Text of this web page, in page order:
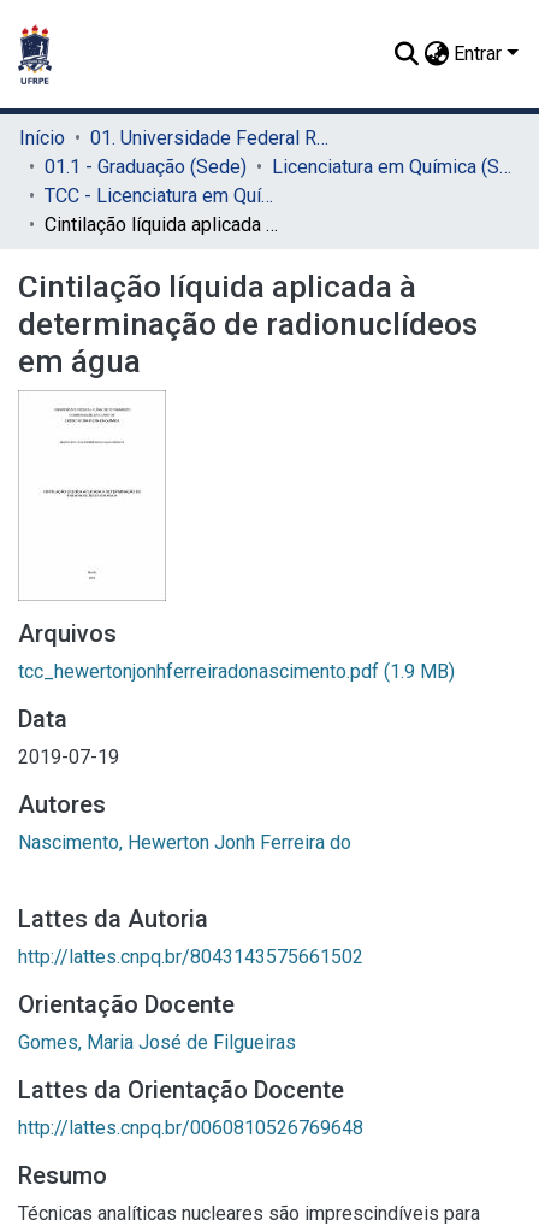
Entrar
Início
01. Universidade Federal Rural de Pernambuco - UFRPE (Sede)
01.1 - Graduação (Sede)
Licenciatura em Química (Sede)
TCC - Licenciatura em Química (Sede)
Cintilação líquida aplicada à determinação de radionuclídeos em água
Cintilação líquida aplicada à
determinação de radionuclídeos
em água
Arquivos
tcc_hewertonjonhferreiradonascimento.pdf (1.9 MB)
Data
2019-07-19
Autores
Nascimento, Hewerton Jonh Ferreira do
Lattes da Autoria
http://lattes.cnpq.br/8043143575661502
Orientação Docente
Gomes, Maria José de Filgueiras
Lattes da Orientação Docente
http://lattes.cnpq.br/0060810526769648
Resumo
Técnicas analíticas nucleares são imprescindíveis para